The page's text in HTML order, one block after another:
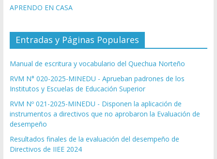
APRENDO EN CASA
Entradas y Páginas Populares
Manual de escritura y vocabulario del Quechua Norteño
RVM N° 020-2025-MINEDU - Aprueban padrones de los
Institutos y Escuelas de Educación Superior
RVM Nº 021-2025-MINEDU - Disponen la aplicación de
instrumentos a directivos que no aprobaron la Evaluación de
desempeño
Resultados finales de la evaluación del desempeño de
Directivos de IIEE 2024